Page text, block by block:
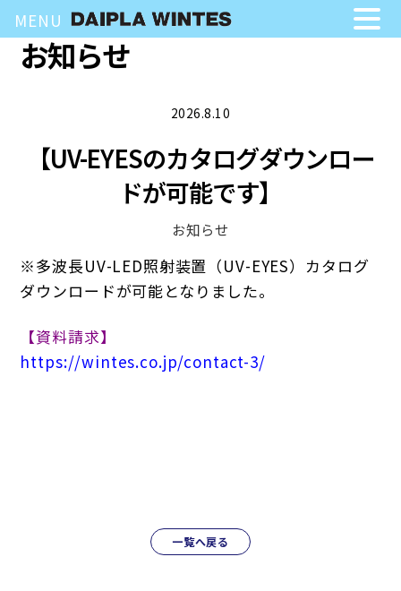
Skipお知らせ
2026.8.10
【UV-EYESのカタログダウンロー
ドが可能です】
お知らせ
※多波長UV-LED照射装置（UV-EYES）カタログ
ダウンロードが可能となりました。
【資料請求】
https://wintes.co.jp/contact-3/
一覧へ戻る
MENU